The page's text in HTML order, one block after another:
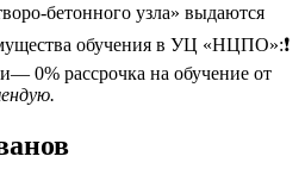
бетонного узла» выдаются
обучения в УЦ «НЦПО»:❗️
0% рассрочка на обучение от